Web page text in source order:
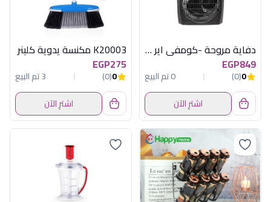
دفاية مروحة -كومفي اير ,1000/2000 وات, ٢مستوي حرارة , مروحة ،اسود MAR-909
EGP849
0
(0)
0 تم البيع
اشترِ الآن
K20003 مكنسة يدوية كلينر
EGP275
0
(0)
3 تم البيع
اشترِ الآن